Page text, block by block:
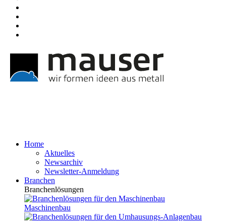
Home
Aktuelles
Newsarchiv
Newsletter-Anmeldung
Branchen
Branchenlösungen
Maschinenbau